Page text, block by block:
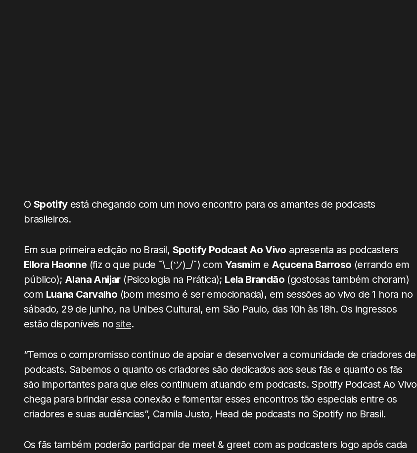
O Spotifyestá chegando com um novo encontro para os amantes de podcasts
brasileiros.
Em sua primeira edição no Brasil, Spotify Podcast Ao Vivo apresenta as podcasters
Ellora Haonne (fiz o que pude ¯\_(ツ)_/¯) comYasmim e Açucena Barroso (errando em
público); Alana Anijar(Psicologia na Prática); Lela Brandão (gostosas também choram)
com Luana Carvalho (bom mesmo é ser emocionada), em sessões ao vivo de 1 hora no
sábado, 29 de junho, na Unibes Cultural, em São Paulo, das 10h às 18h. Os ingressos
estão disponíveis nosite.
“Temos o compromisso contínuo de apoiar e desenvolver a comunidade de criadores de
podcasts. Sabemos o quanto os criadores são dedicados aos seus fãs e quanto os fãs
são importantes para que eles continuem atuando em podcasts. Spotify Podcast Ao Vivo
chega para brindar essa conexão e fomentar esses encontros tão especiais entre os
criadores e suas audiências”, Camila Justo, Head de podcasts no Spotify no Brasil.
Os fãs também poderão participar de meet & greet com as podcasters logo após cada